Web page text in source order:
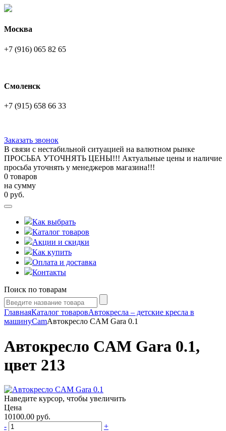
Москва
+7 (916) 065 82 65
Смоленск
+7 (915) 658 66 33
Заказать звонок
В связи с нестабильной ситуацией на валютном рынке
ПРОСЬБА УТОЧНЯТЬ ЦЕНЫ!!! Актуальные цены и наличие
просьба уточнять у менеджеров магазина!!!
0 товаров
на сумму
0 руб.
Как выбрать
Каталог товаров
Акции и скидки
Как купить
Оплата и доставка
Контакты
Поиск по товарам
ГлавнаяКаталог товаровАвтокресла – детские кресла в
машинуCamАвтокресло CAM Gara 0.1
Автокресло CAM Gara 0.1,
цвет 213
Наведите курсор, чтобы увеличить
Цена
10100.00 руб.
-
+